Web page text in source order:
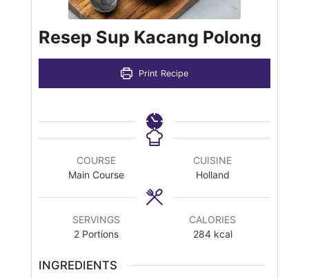
Resep Sup Kacang Polong
Print Recipe
COURSE
Main Course
CUISINE
Holland
SERVINGS
2 Portions
CALORIES
284 kcal
INGREDIENTS